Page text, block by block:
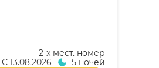
2-x мест. номер
С 13.08.2026 5 ночей